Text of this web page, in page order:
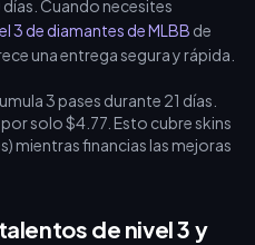
Cuando necesites
3 de diamantes de MLBB de
una entrega segura y rápida.
3 pases durante 21 días.
solo $4.77. Esto cubre skins
mientras financias las mejoras
de nivel 3 y